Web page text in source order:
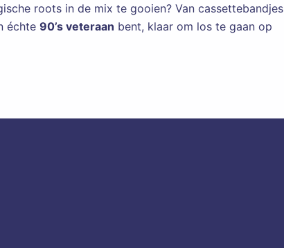
roots in de mix te gooien? Van cassettebandjes
échte 90’s veteraan bent, klaar om los te gaan op